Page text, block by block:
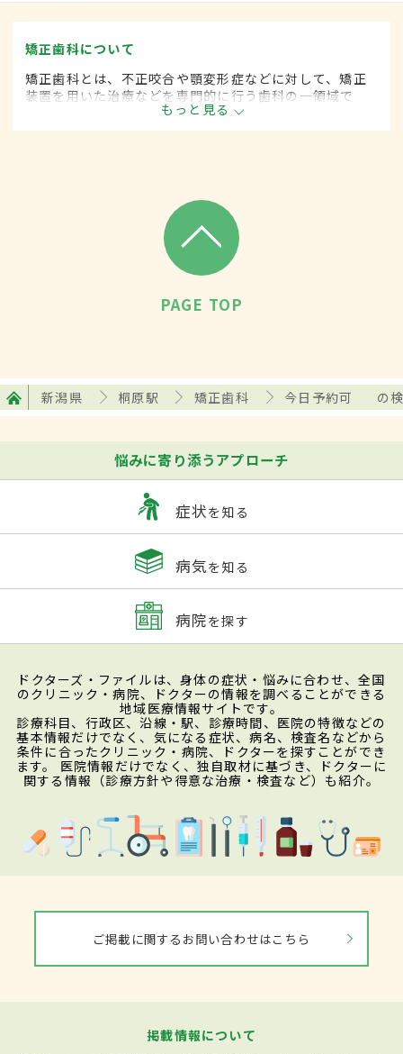
矯正歯科について
矯正歯科とは、不正咬合や顎変形症などに対して、矯正
装置を用いた治療などを専門的に行う歯科の一領域で
もっと見る
PAGE TOP
新潟県 桐原駅 矯正歯科 今日予約可 の
悩みに寄り添うアプローチ
症状を知る
病気を知る
病院を探す
ドクターズ・ファイルは、身体の症状・悩みに合わせ、全国
のクリニック・病院、ドクターの情報を調べることができる
地域医療情報サイトです。
診療科目、行政区、沿線・駅、診療時間、医院の特徴などの
基本情報だけでなく、気になる症状、病名、検査名などから
条件に合ったクリニック・病院、ドクターを探すことができ
ます。 医院情報だけでなく、独自取材に基づき、ドクターに
関する情報（診療方針や得意な治療・検査など）も紹介。
ご掲載に関するお問い合わせはこちら
掲載情報について